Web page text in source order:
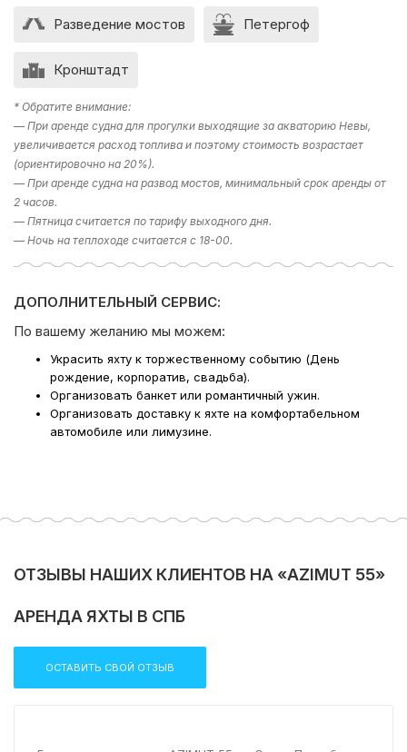
Разведение мостов Петергоф
Кронштадт
* Обратите внимание:
— При аренде судна для прогулки выходящие за акваторию Невы,
увеличивается расход топлива и поэтому стоимость возрастает
(ориентировочно на 20%).
— При аренде судна на развод мостов, минимальный срок аренды от
2 часов.
— Пятница считается по тарифу выходного дня.
— Ночь на теплоходе считается с 18-00.
ДОПОЛНИТЕЛЬНЫЙ СЕРВИС:
По вашему желанию мы можем:
Украсить яхту к торжественному событию (День
рождение, корпоратив, свадьба).
Организовать банкет или романтичный ужин.
Организовать доставку к яхте на комфортабельном
автомобиле или лимузине.
ОТЗЫВЫ НАШИХ КЛИЕНТОВ НА «AZIMUT 55»
АРЕНДА ЯХТЫ В СПБ
ОСТАВИТЬ СВОЙ ОТЗЫВ